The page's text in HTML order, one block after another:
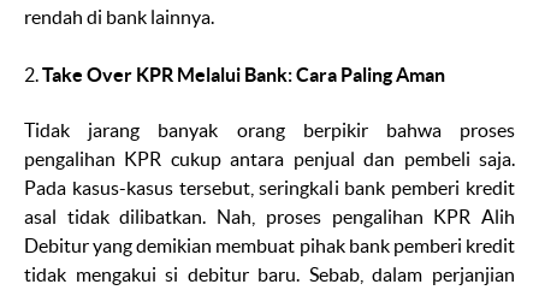
rendah di bank lainnya.
2. Take Over KPR Melalui Bank: Cara Paling Aman
Tidak jarang banyak orang berpikir bahwa proses
pengalihan KPR cukup antara penjual dan pembeli saja.
Pada kasus-kasus tersebut, seringkali bank pemberi kredit
asal tidak dilibatkan. Nah, proses pengalihan KPR Alih
Debitur yang demikian membuat pihak bank pemberi kredit
tidak mengakui si debitur baru. Sebab, dalam perjanjian